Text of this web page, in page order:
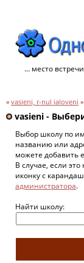
... место
» vasieni, r-nul ialoveni »
vasieni -
Выбор школу по
названию или
можете добавить
В случае, если
иконку с
администратора.
Найти школу: